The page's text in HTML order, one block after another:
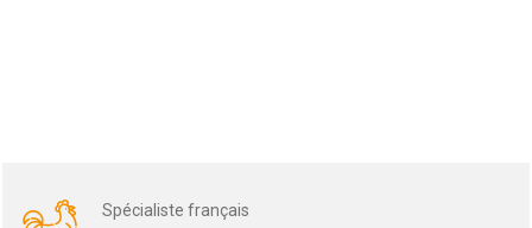
Spécialiste français